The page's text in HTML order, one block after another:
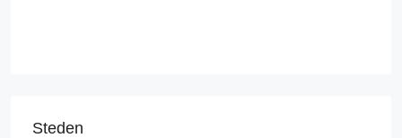
Steden